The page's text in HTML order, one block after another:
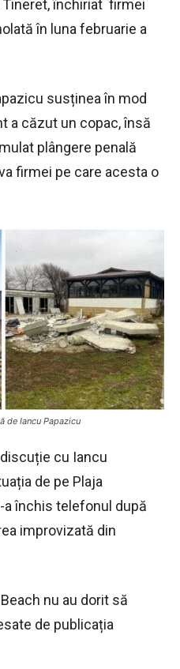
închiriat firmei
în luna februarie a
susținea în mod
a căzut un copac, însă
plângere penală
firmei pe care acesta o
de Iancu Papazicu
cu Iancu
de pe Plaja
a închis telefonul după
improvizată din
nu au dorit să
de publicația